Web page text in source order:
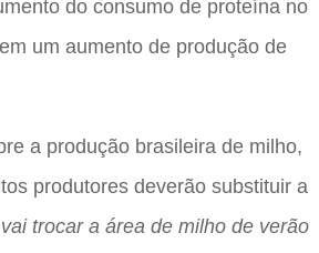
do consumo de proteína no
um aumento de produção de
a produção brasileira de milho,
produtores deverão substituir a
trocar a área de milho de verão